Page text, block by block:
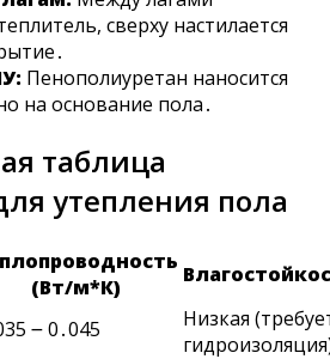
сверху настилается
Пенополиуретан наносится
на основание пола․
таблица
утепления пола
(Вт/м*К)
౼ 0․045
Низкая